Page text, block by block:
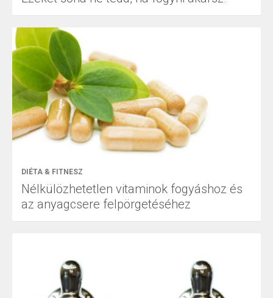
DIÉTA & FITNESZ
Nélkülözhetetlen vitaminok fogyáshoz és
az anyagcsere felpörgetéséhez